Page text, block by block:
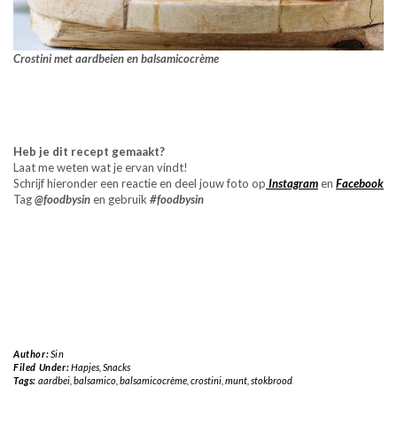
Crostini met aardbeien en balsamicocrème
Heb je dit recept gemaakt?
Laat me weten wat je ervan vindt!
Schrijf hieronder een reactie en deel jouw foto op Instagramen Facebook
Tag@foodbysinen gebruik #foodbysin
Author: Sin
Filed Under:Hapjes, Snacks
Tags: aardbei, balsamico, balsamicocrème, crostini, munt, stokbrood